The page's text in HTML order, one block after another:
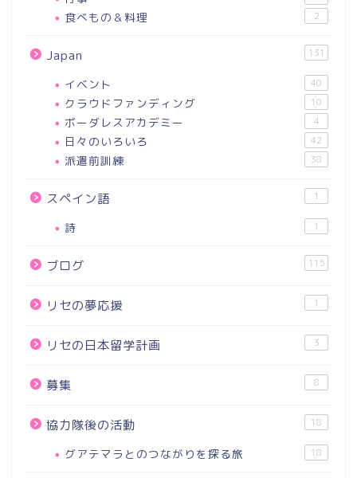
食べもの＆料理 2
Japan 131
イベント 40
クラウドファンディング 10
ボーダレスアカデミー 4
日々のいろいろ 42
派遣前訓練 38
スペイン語 1
詩 1
ブログ 115
リセの夢応援 1
リセの日本留学計画 3
募集 8
協力隊後の活動 18
グアテマラとのつながりを探る旅 18